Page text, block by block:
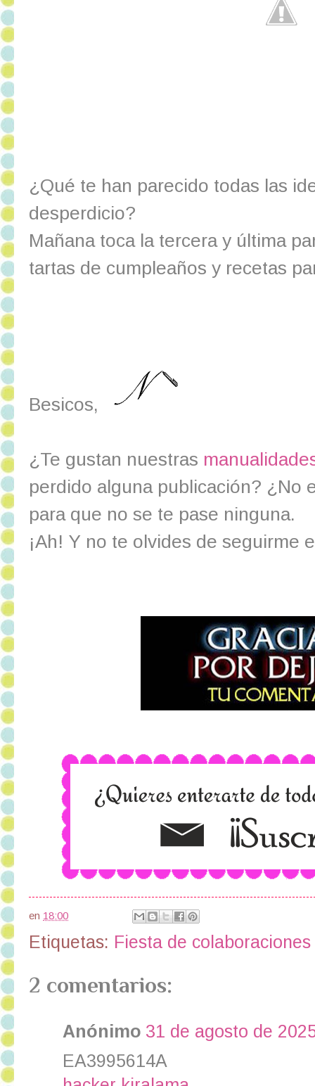
¿Qué te han parecido todas las
desperdicio?
Mañana toca la tercera y última
tartas de cumpleaños y recetas
Besicos,
¿Te gustan nuestras
perdido alguna publicación? ¿No
para que no se te pase ninguna.
¡Ah! Y no te olvides de seguirme
en 18:00
Etiquetas: Fiesta de colaboraciones
2 comentarios:
Anónimo 31 de agosto de
EA3995614A